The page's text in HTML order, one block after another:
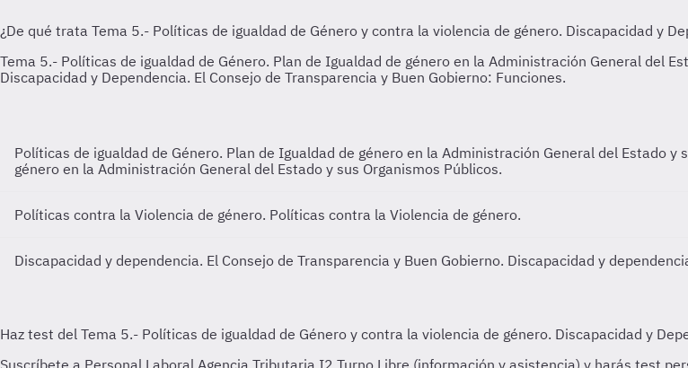
Políticas de igualdad de Género. Plan de Igualdad de género en la Administración General del Estado y
género en la Administración General del Estado y sus Organismos Públicos.
Políticas contra la Violencia de género. Políticas contra la Violencia de género.
Discapacidad y dependencia. El Consejo de Transparencia y Buen Gobierno. Discapacidad y